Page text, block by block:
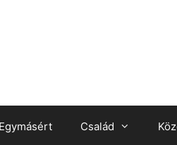
Egymásért Család